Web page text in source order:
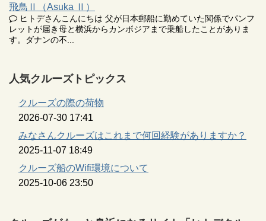
飛鳥Ⅱ（Asuka Ⅱ）
ヒトデさんこんにちは 父が日本郵船に勤めていた関係でパンフ
レットが届き母と横浜からカンボジアまで乗船したことがありま
す。ダナンの不...
人気クルーズトピックス
クルーズの際の荷物
2026-07-30 17:41
みなさんクルーズはこれまで何回経験がありますか？
2025-11-07 18:49
クルーズ船のWifi環境について
2025-10-06 23:50